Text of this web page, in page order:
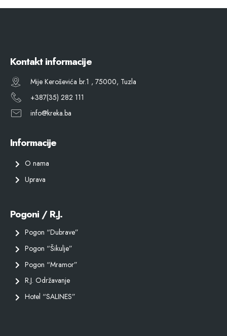
Kontakt informacije
Mije Keroševića br.1 , 75000, Tuzla
+387(35) 282 111
info@kreka.ba
Informacije
O nama
Uprava
Pogoni / R.J.
Pogon “Dubrave”
Pogon “Šikulje”
Pogon “Mramor”
R.J. Održavanje
Hotel “SALINES”